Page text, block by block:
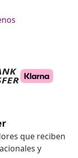
que reciben
y